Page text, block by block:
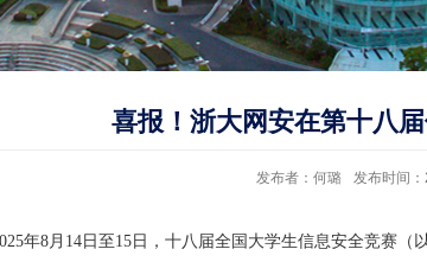
喜报！浙大网安在第十八
发布者：何璐 发布时间
年8月14日至15日，十八届全国大学生信息安全竞赛